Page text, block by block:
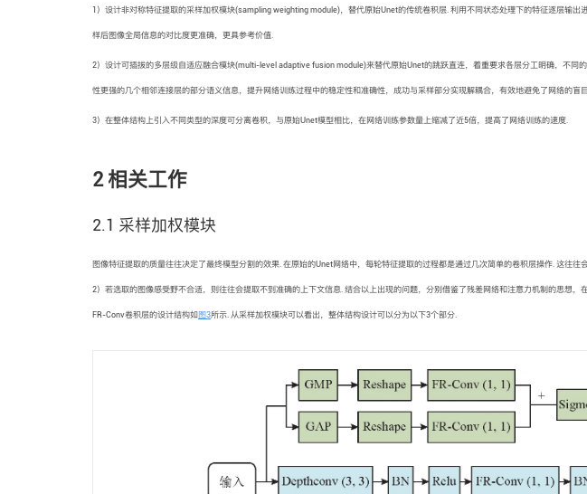
1）设计非对称特征提取的采样加权模块(sampling weighting module)，替代原始Unet的传统卷积层. 利用不同状态处理下的特征逐层输
样后图像全局信息的对比度更准确，更具参考价值.
2）设计可插拔的多层级自适应融合模块(multi-level adaptive fusion module)来替代原始Unet的跳跃直连，着重要求各层分工明确，不同
性更强的几个相邻连接层的部分语义信息，提升网络训练过程中的稳定性和准确性，成功与采样部分实现解耦合，有效地避免了网络的盲
3）在整体结构上引入不同类型的深度可分离卷积，与原始Unet模型相比，在网络训练参数量上缩减了近5倍，提高了网络训练的速度.
2 相关工作
2.1 采样加权模块
图像特征提取的质量往往决定了最终模型分割的效果. 在原始的Unet网络中，每轮特征提取的过程都是通过几次简单的卷积层操作. 这往往
2）若选取的图像感受野不合适，则往往会提取不到准确的上下文信息. 结合以上出现的问题，分别借鉴了残差网络和注意力机制的思想，
FR-Conv卷积层的设计结构如 图3所示. 从采样加权模块可以看出，整体结构设计可以分为以下3个部分.